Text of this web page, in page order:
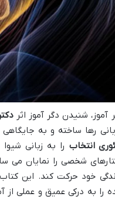
شنیدن دگر آموز اثر
رها ساخته و به
انتخاب را به زبانی
شخصی را نمایان می
خود حرکت کند. این
را به درکی عمیق و عملی از